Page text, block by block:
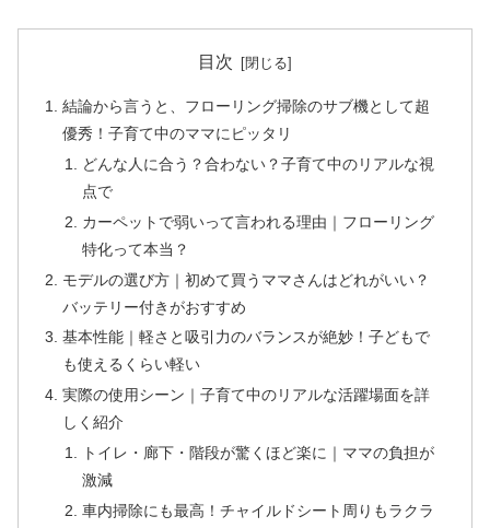
目次
結論から言うと、フローリング掃除のサブ機として超
優秀！子育て中のママにピッタリ
どんな人に合う？合わない？子育て中のリアルな視
点で
カーペットで弱いって言われる理由｜フローリング
特化って本当？
モデルの選び方｜初めて買うママさんはどれがいい？
バッテリー付きがおすすめ
基本性能｜軽さと吸引力のバランスが絶妙！子どもで
も使えるくらい軽い
実際の使用シーン｜子育て中のリアルな活躍場面を詳
しく紹介
トイレ・廊下・階段が驚くほど楽に｜ママの負担が
激減
車内掃除にも最高！チャイルドシート周りもラクラ